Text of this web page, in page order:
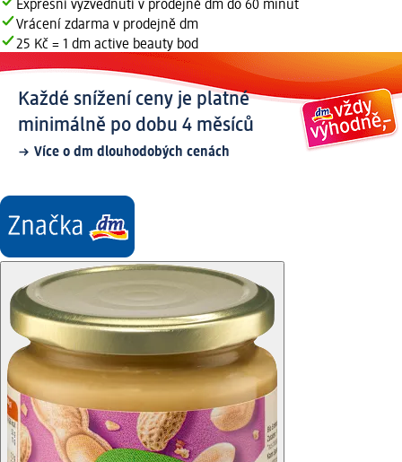
Expresní vyzvednutí v prodejně dm do 60 minut
Vrácení zdarma v prodejně dm
25 Kč = 1 dm active beauty bod
Každé snížení ceny je platné
minimálně po dobu 4 měsíců
Více o dm dlouhodobých cenách